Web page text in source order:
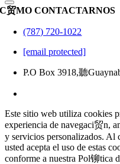
C贸MO CONTACTARNOS
(787) 720-1022
[email protected]
P.O Box 3918,聽
Este sitio web utiliza cookies
experiencia de navegaci贸n,
y servicios personalizados. Al
usted acepta el uso de estas
conforme a nuestra Pol铆tica